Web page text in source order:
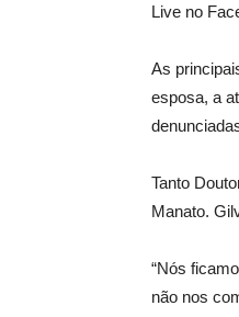
Live no
As
esposa, a
Tanto
Manato.
“Nós
não nos